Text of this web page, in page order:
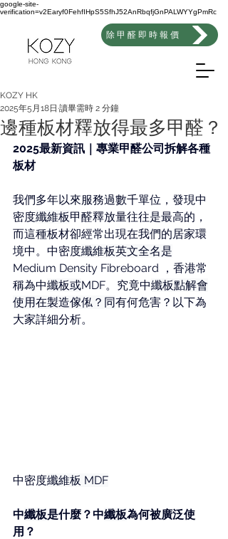
google-site-
verification=v2Earyf0FehfIHpS5SfhJ52AnRbqfjGnPALWYYgPmRc
除甲醛即時報價
邊種板材釋放得最多甲醛？
KOZY HK
2025年5月18日 讀畢需時 2 分鐘
2025最新資訊｜專業甲醛公司拆解各種
板材
我們多年以來服務過數千單位，發現中
密度纖維板甲醛釋放量往往是最高的，
而這種板材卻經常出現在我們的居家環
境中。中密度纖維板英文全名是
Medium Density Fibreboard ，香港常
稱為中纖板或MDF。究竟中纖板點解會
使用在製造傢俬？同有何危害？以下為
大家詳細分析。
中密度纖維板 MDF
中纖板是什麼？中纖板為何被廣泛使
用？